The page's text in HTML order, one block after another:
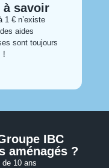
à savoir
1 € n’existe
aides
sont toujours
!
IBC
aménagés ?
10 ans